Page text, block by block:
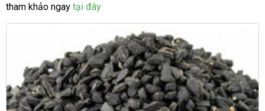
tham khảo ngay tại đây